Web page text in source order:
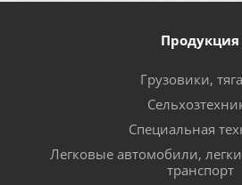
Продукция
Грузовики,
Специальная
Легковые автомобили,
транспорт